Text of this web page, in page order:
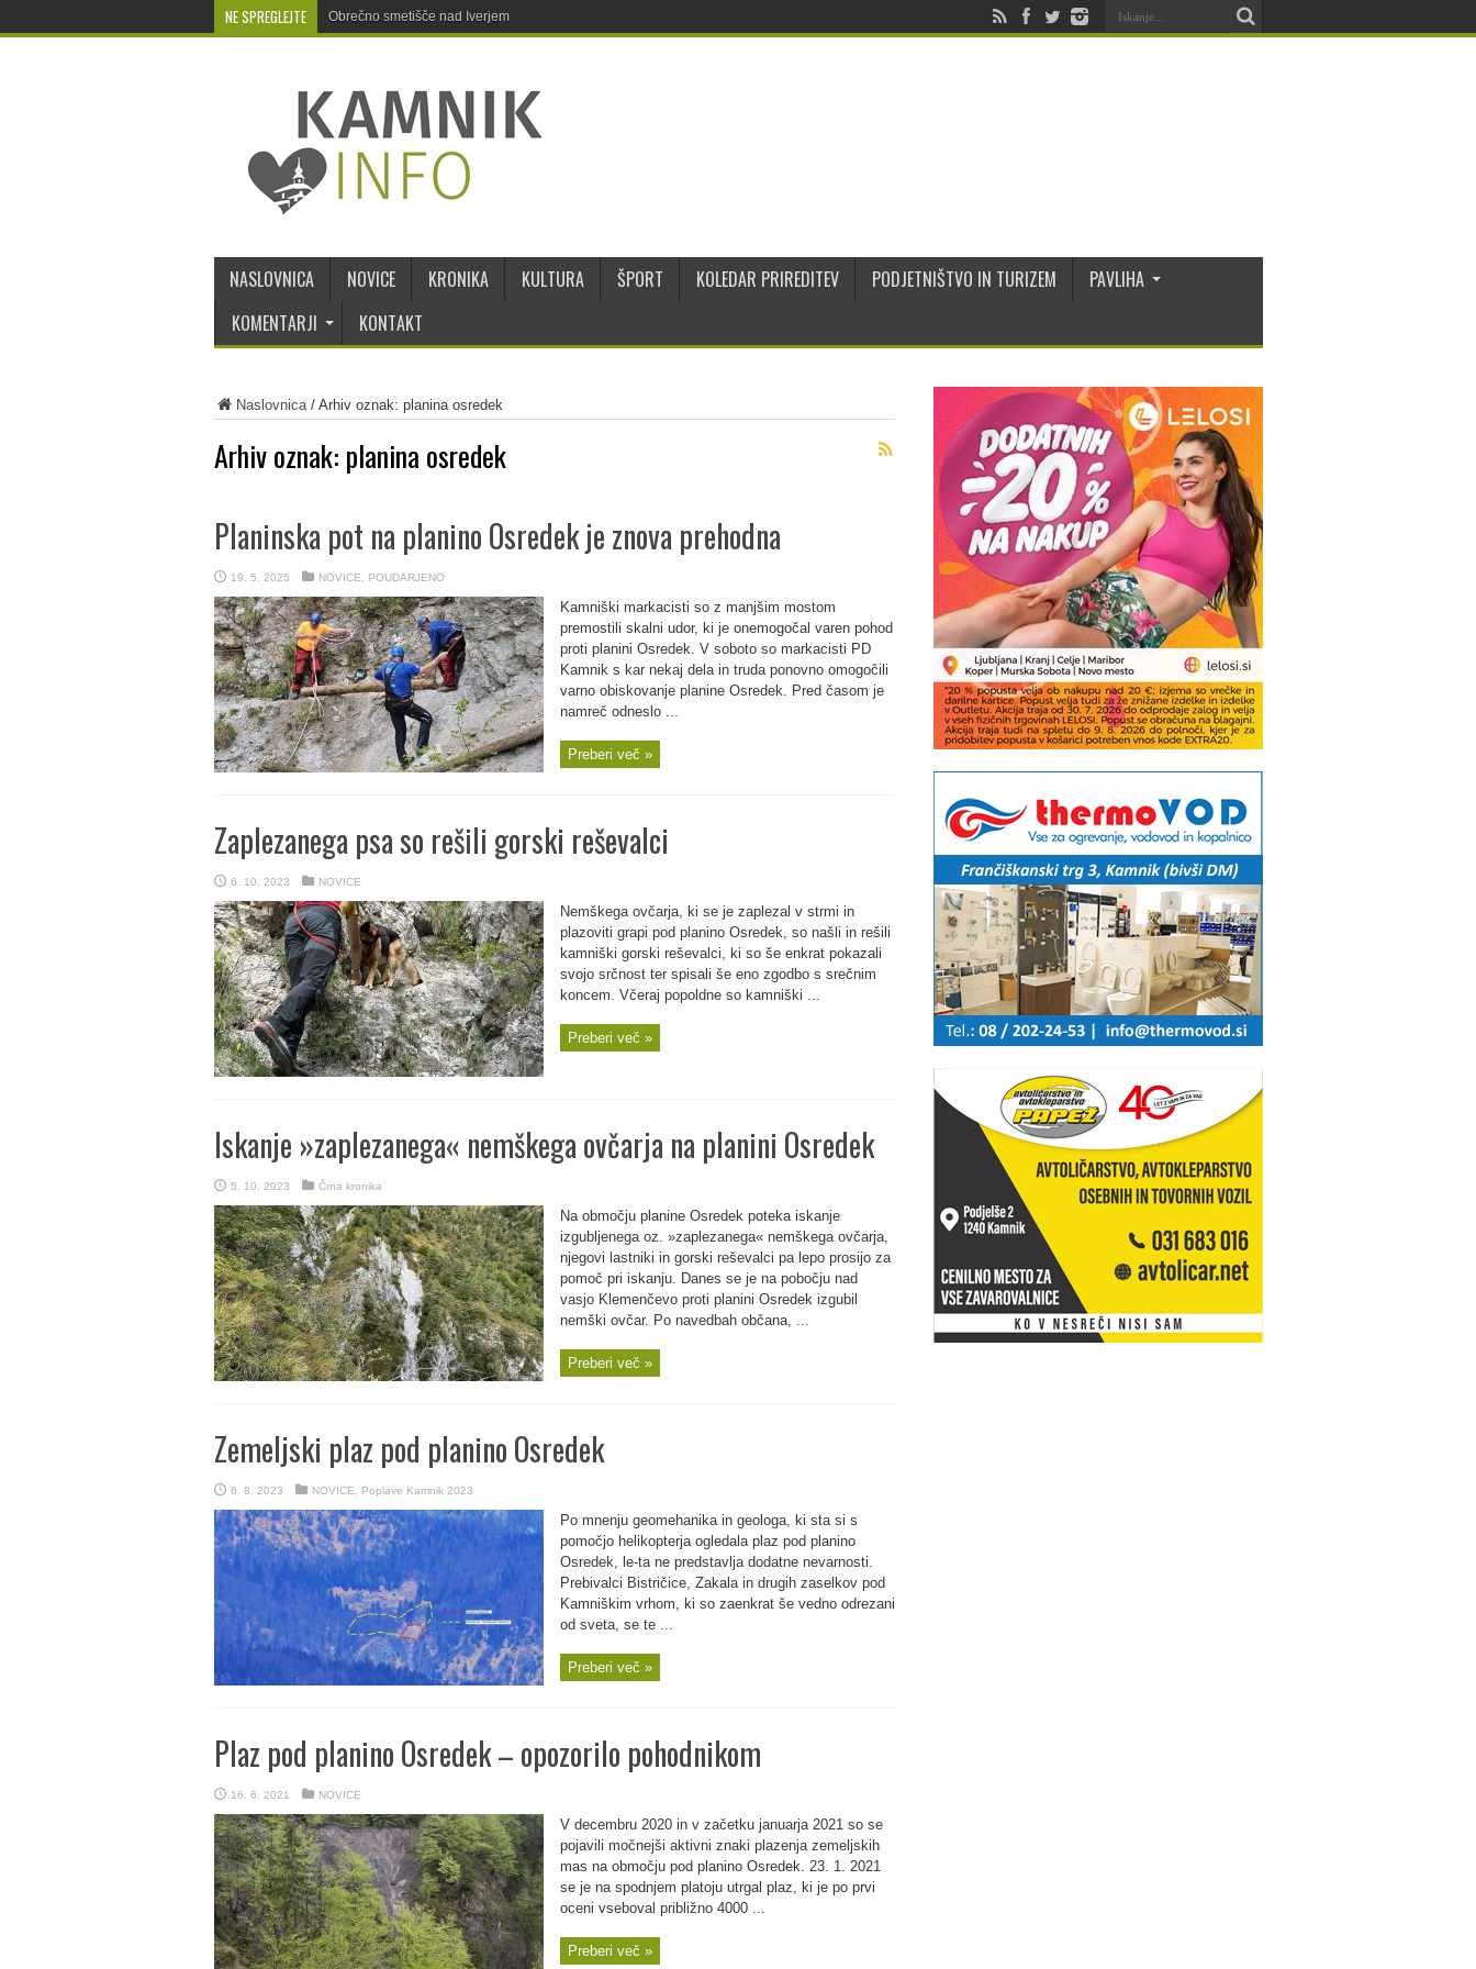
NE SPREGLEJTE Obrečno smetišče nad Iverjem
NASLOVNICA NOVICE KRONIKA KULTURA ŠPORT KOLEDAR PRIREDITEV PODJETNIŠTVO IN TURIZEM
PAVLIHA
KOMENTARJI
KONTAKT
Naslovnica/ Arhiv oznak: planina osredek
Arhiv oznak: planina osredek
Planinska pot na planino Osredek je znova prehodna
19. 5. 2025 NOVICE POUDARJENO
Kamniški markacisti so z manjšim mostom
premostili skalni udor, ki je onemogočal varen pohod
proti planini Osredek. V soboto so markacisti PD
Kamnik s kar nekaj dela in truda ponovno omogočili
varno obiskovanje planine Osredek. Pred časom je
namreč odneslo ...
Preberi več »
Zaplezanega psa so rešili gorski reševalci
6. 10. 2023 NOVICE
Nemškega ovčarja, ki se je zaplezal v strmi in
plazoviti grapi pod planino Osredek, so našli in rešili
kamniški gorski reševalci, ki so še enkrat pokazali
svojo srčnost ter spisali še eno zgodbo s srečnim
koncem. Včeraj popoldne so kamniški ...
Preberi več »
Iskanje »zaplezanega« nemškega ovčarja na planini Osredek
5. 10. 2023 Črna kronika
Na območju planine Osredek poteka iskanje
izgubljenega oz. »zaplezanega« nemškega ovčarja,
njegovi lastniki in gorski reševalci pa lepo prosijo za
pomoč pri iskanju. Danes se je na pobočju nad
vasjo Klemenčevo proti planini Osredek izgubil
nemški ovčar. Po navedbah občana, ...
Preberi več »
Zemeljski plaz pod planino Osredek
6. 8. 2023 NOVICE Poplave Kamnik 2023
Po mnenju geomehanika in geologa, ki sta si s
pomočjo helikopterja ogledala plaz pod planino
Osredek, le-ta ne predstavlja dodatne nevarnosti.
Prebivalci Bistričice, Zakala in drugih zaselkov pod
Kamniškim vrhom, ki so zaenkrat še vedno odrezani
od sveta, se te ...
Preberi več »
Plaz pod planino Osredek – opozorilo pohodnikom
16. 6. 2021 NOVICE
V decembru 2020 in v začetku januarja 2021 so se
pojavili močnejši aktivni znaki plazenja zemeljskih
mas na območju pod planino Osredek. 23. 1. 2021
se je na spodnjem platoju utrgal plaz, ki je po prvi
oceni vseboval približno 4000 ...
Preberi več »